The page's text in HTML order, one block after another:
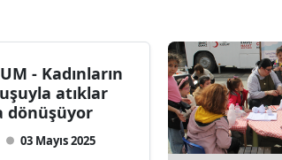
Bilecik
Bingöl
Bitlis
- Kadınların
atıklar
dönüşüyor
03 Mayıs 2025